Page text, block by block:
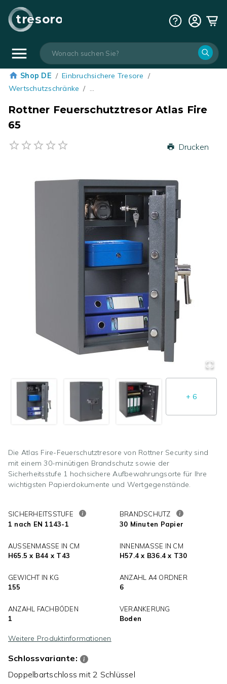
tresoro
Shop DE / Einbruchsichere Tresore /
Wertschutzschränke / …
Rottner Feuerschutztresor Atlas Fire
65
Drucken
+ 6
Die Atlas Fire-Feuerschutztresore von Rottner Security sind
mit einem 30-minütigen Brandschutz sowie der
Sicherheitsstufe 1 hochsichere Aufbewahrungsorte für Ihre
wichtigsten Papierdokumente und Wertgegenstände.
SICHERHEITSSTUFE
1 nach EN 1143-1
BRANDSCHUTZ
30 Minuten Papier
AUSSENMASSE IN CM
H65.5 x B44 x T43
INNENMASSE IN CM
H57.4 x B36.4 x T30
GEWICHT IN KG
155
ANZAHL A4 ORDNER
6
ANZAHL FACHBÖDEN
1
VERANKERUNG
Boden
Weitere Produktinformationen
Schlossvariante:
Doppelbartschloss mit 2 Schlüssel